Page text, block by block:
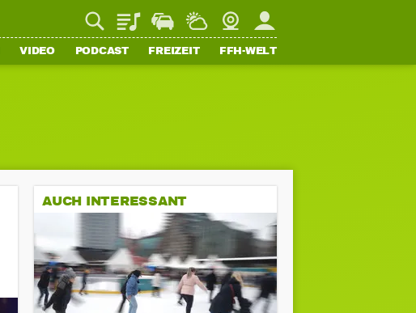
PlaylistStaupilotWetterWebcamMein FFH
VIDEO PODCAST FREIZEIT FFH-WELT
AUCH INTERESSANT